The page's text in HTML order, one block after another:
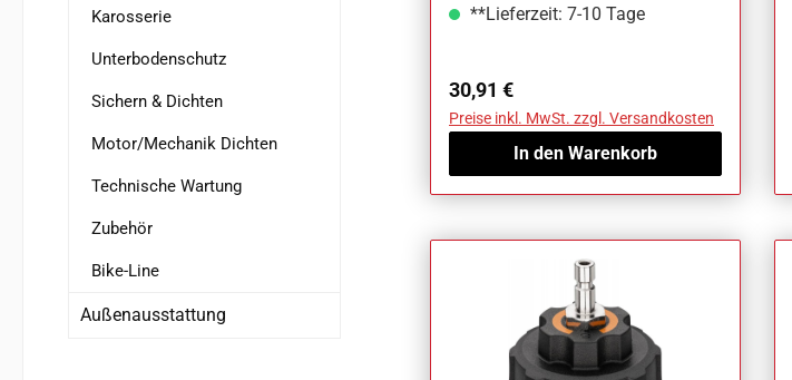
Karosserie
Unterbodenschutz
Sichern & Dichten
Motor/Mechanik Dichten
Technische Wartung
Zubehör
Bike-Line
Außenausstattung
**Lieferzeit: 7-10 Tage
Regulärer Preis:
30,91 €
Preise inkl. MwSt. zzgl. Versandkosten
In den Warenkorb